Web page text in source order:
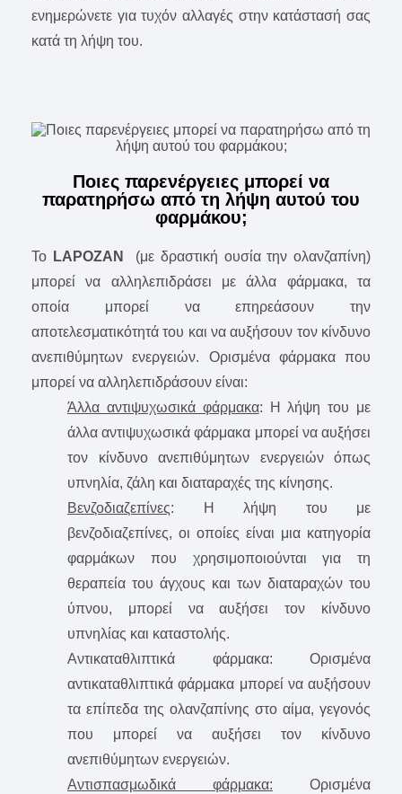
ενημερώνετε για τυχόν αλλαγές στην κατάστασή σας
κατά τη λήψη του.
Ποιες παρενέργειες μπορεί να
παρατηρήσω από τη λήψη αυτού του
φαρμάκου;
Το LAPOZAN (με δραστική ουσία την ολανζαπίνη)
μπορεί να αλληλεπιδράσει με άλλα φάρμακα, τα
οποία μπορεί να επηρεάσουν την
αποτελεσματικότητά του και να αυξήσουν τον κίνδυνο
ανεπιθύμητων ενεργειών. Ορισμένα φάρμακα που
μπορεί να αλληλεπιδράσουν είναι:
Άλλα αντιψυχωσικά φάρμακα: Η λήψη του με
άλλα αντιψυχωσικά φάρμακα μπορεί να αυξήσει
τον κίνδυνο ανεπιθύμητων ενεργειών όπως
υπνηλία, ζάλη και διαταραχές της κίνησης.
Βενζοδιαζεπίνες: Η λήψη του με
βενζοδιαζεπίνες, οι οποίες είναι μια κατηγορία
φαρμάκων που χρησιμοποιούνται για τη
θεραπεία του άγχους και των διαταραχών του
ύπνου, μπορεί να αυξήσει τον κίνδυνο
υπνηλίας και καταστολής.
Αντικαταθλιπτικά φάρμακα: Ορισμένα
αντικαταθλιπτικά φάρμακα μπορεί να αυξήσουν
τα επίπεδα της ολανζαπίνης στο αίμα, γεγονός
που μπορεί να αυξήσει τον κίνδυνο
ανεπιθύμητων ενεργειών.
Αντισπασμωδικά φάρμακα: Ορισμένα